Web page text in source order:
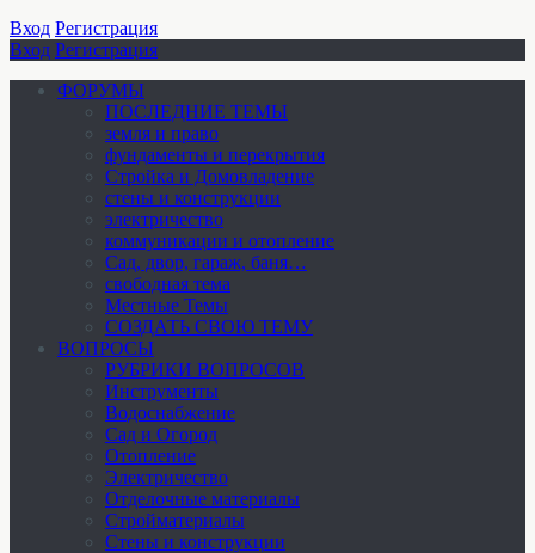
Вход Регистрация
Вход Регистрация
ФОРУМЫ
ПОСЛЕДНИЕ ТЕМЫ
земля и право
фундаменты и перекрытия
Стройка и Домовладение
стены и конструкции
электричество
коммуникации и отопление
Cад, двор, гараж, баня…
свободная тема
Местные Темы
СОЗДАТЬ СВОЮ ТЕМУ
ВОПРОСЫ
РУБРИКИ ВОПРОСОВ
Инструменты
Водоснабжение
Сад и Огород
Отопление
Электричество
Отделочные материалы
Стройматериалы
Стены и конструкции